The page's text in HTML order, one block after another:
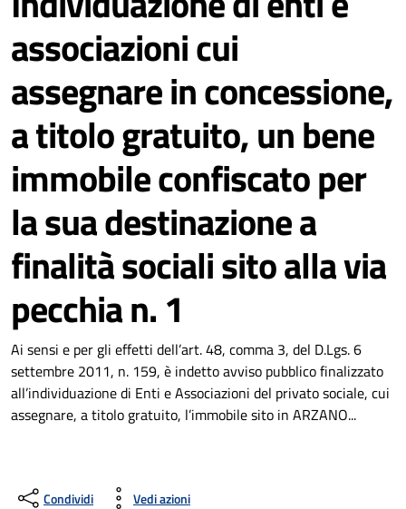
associazioni cui
assegnare in concessione,
a titolo gratuito, un bene
immobile confiscato per
la sua destinazione a
finalità sociali sito alla via
pecchia n. 1
Ai sensi e per gli effetti dell’art. 48, comma 3, del D.Lgs. 6
settembre 2011, n. 159, è indetto avviso pubblico finalizzato
all’individuazione di Enti e Associazioni del privato sociale, cui
assegnare, a titolo gratuito, l’immobile sito in ARZANO...
Condividi Vedi azioni